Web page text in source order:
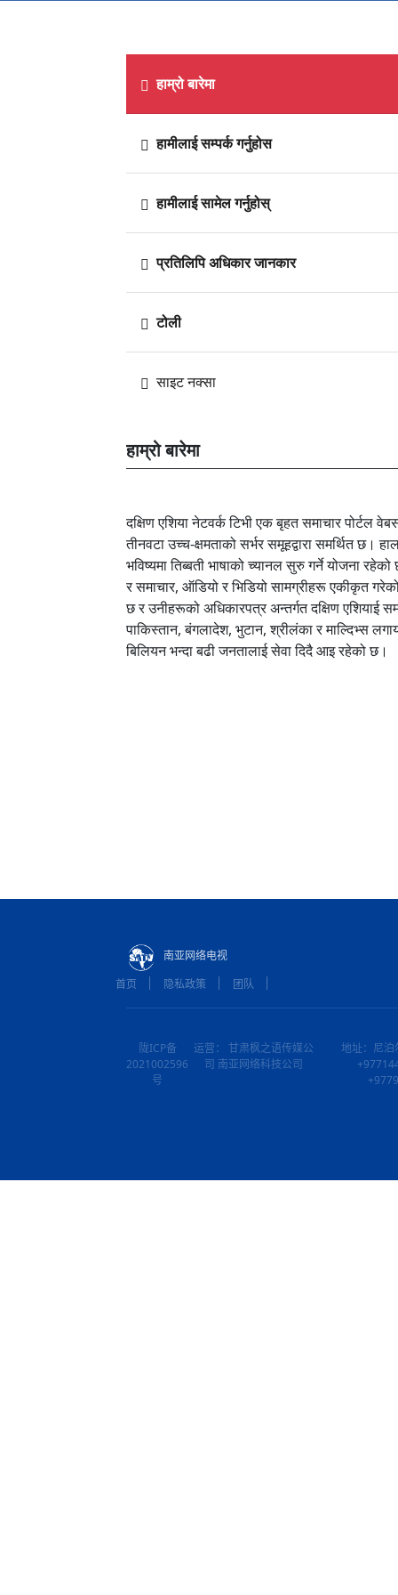
हाम्रो बारेमा
हामीलाई सम्पर्क गर्नुहोस
हामीलाई सामेल गर्नुहोस्
प्रतिलिपि अधिकार जानकार
टोली
साइट नक्सा
हाम्रो बारेमा
दक्षिण एशिया नेटवर्क टिभी एक बृहत समाचार पोर्टल
तीनवटा उच्च-क्षमताको सर्भर समूहद्वारा समर्थित
भविष्यमा तिब्बती भाषाको च्यानल सुरु गर्ने योजना
र समाचार, ऑडियो र भिडियो सामग्रीहरू एकीकृत
छ र उनीहरूको अधिकारपत्र अन्तर्गत दक्षिण
पाकिस्तान, बंगलादेश, भुटान, श्रीलंका र माल्दिभ्स
बिलियन भन्दा बढी जनतालाई सेवा दिदै आइ रहेको छ।
南亚网络电视
首页
隐私政策 团队
陇ICP备
2021002596
号
运营： 甘肃枫之语传媒公
司 南亚网络科技公司
地址：尼泊